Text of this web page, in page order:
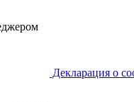
Декларация о